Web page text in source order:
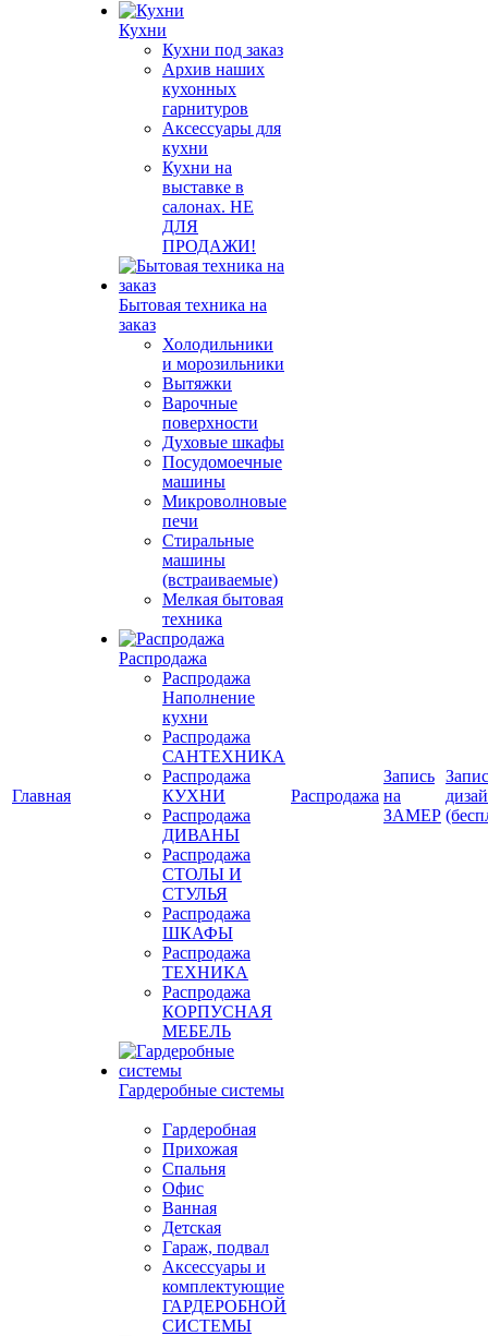
Главная
Кухни
Кухни под заказ
Архив наших
кухонных
гарнитуров
Аксессуары для
кухни
Кухни на
выставке в
салонах. НЕ
ДЛЯ
ПРОДАЖИ!
Бытовая техника на
заказ
Холодильники
и морозильники
Вытяжки
Варочные
поверхности
Духовые шкафы
Посудомоечные
машины
Микроволновые
печи
Стиральные
машины
(встраиваемые)
Мелкая бытовая
техника
Распродажа
Распродажа
Наполнение
кухни
Распродажа
САНТЕХНИКА
Распродажа
КУХНИ
Распродажа
ДИВАНЫ
Распродажа
СТОЛЫ И
СТУЛЬЯ
Распродажа
ШКАФЫ
Распродажа
ТЕХНИКА
Распродажа
КОРПУСНАЯ
МЕБЕЛЬ
Гардеробные системы
Гардеробная
Прихожая
Спальня
Офис
Ванная
Детская
Гараж, подвал
Аксессуары и
комплектующие
ГАРДЕРОБНОЙ
СИСТЕМЫ
Распродажа
Запись
на
ЗАМЕР